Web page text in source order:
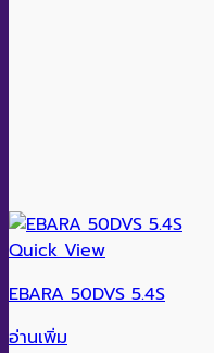
Quick View
EBARA 50DVS 5.4S
อ่านเพิ่ม